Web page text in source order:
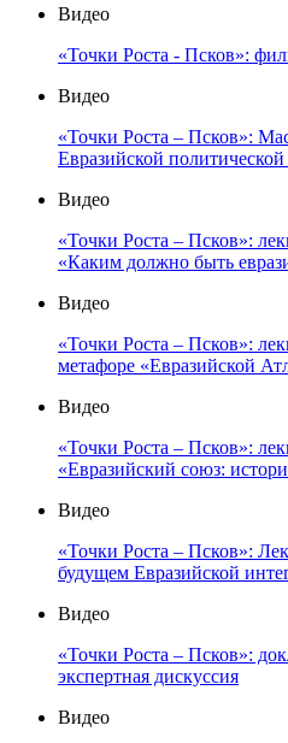
Видео
«Точки Роста - Псков»:
Видео
«Точки Роста – Псков»:
Евразийской
Видео
«Точки Роста – Псков»:
«Каким должно быть
Видео
«Точки Роста – Псков»:
метафоре «Евразийской
Видео
«Точки Роста – Псков»:
«Евразийский союз:
Видео
«Точки Роста – Псков»:
будущем Евразийской
Видео
«Точки Роста – Псков»:
экспертная дискуссия
Видео